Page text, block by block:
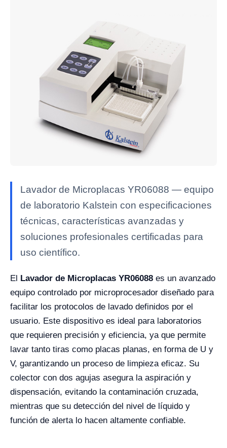
Lavador de Microplacas YR06088 — equipo
de laboratorio Kalstein con especificaciones
técnicas, características avanzadas y
soluciones profesionales certificadas para
uso científico.
El Lavador de Microplacas YR06088 es un avanzado
equipo controlado por microprocesador diseñado para
facilitar los protocolos de lavado definidos por el
usuario. Este dispositivo es ideal para laboratorios
que requieren precisión y eficiencia, ya que permite
lavar tanto tiras como placas planas, en forma de U y
V, garantizando un proceso de limpieza eficaz. Su
colector con dos agujas asegura la aspiración y
dispensación, evitando la contaminación cruzada,
mientras que su detección del nivel de líquido y
función de alerta lo hacen altamente confiable.